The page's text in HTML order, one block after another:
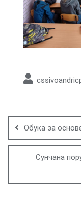
Обука за
Сунчана